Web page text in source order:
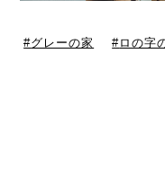
グレーの家 ロの字